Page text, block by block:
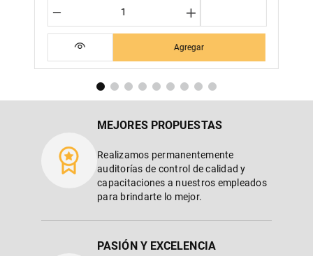
＋
－
Agregar
MEJORES PROPUESTAS
Realizamos permanentemente
auditorías de control de calidad y
capacitaciones a nuestros empleados
para brindarte lo mejor.
PASIÓN Y EXCELENCIA